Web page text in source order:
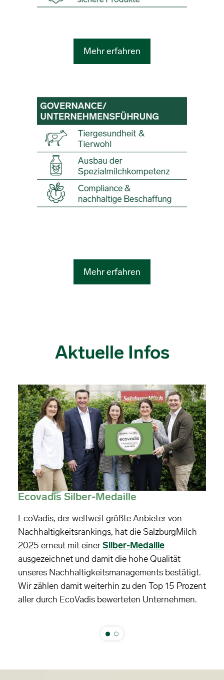
Mehr erfahren
Mehr erfahren
Aktuelle Infos
Ecovadis Silber-Medaille
EcoVadis, der weltweit größte Anbieter von
Nachhaltigkeitsrankings, hat die SalzburgMilch
2025 erneut mit einerSilber-Medaille
ausgezeichnet und damit die hohe Qualität
unseres Nachhaltigkeitsmanagements bestätigt.
Wir zählen damit weiterhin zu den Top 15 Prozent
aller durch EcoVadis bewerteten Unternehmen.